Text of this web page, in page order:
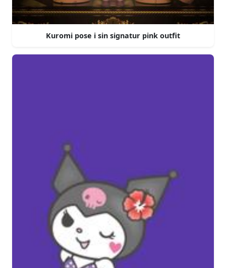
Kuromi pose i sin signatur pink outfit